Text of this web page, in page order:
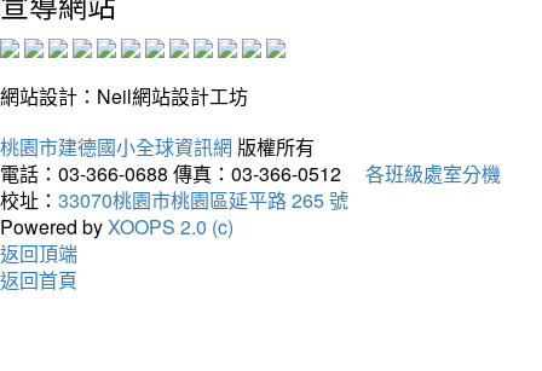
網站設計：Neil網站設計工坊
桃園市建德國小全球資訊網 版權所有
電話：03-366-0688 傳真：03-366-0512
各班級處室分機
校址： 33070桃園市桃園區延平路 265 號
Powered byXOOPS 2.0 (c)
返回頂端
返回首頁